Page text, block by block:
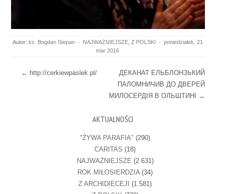
Autor: ks. Bogdan Stepan · NAJWAŻNIEJSZE, Z POLSKI · poniedziałek, 21
mar 2016
Post navigation
← http://cerkiewpaslek.pl/
ДЕКАНАТ ЕЛЬБЛОНЗЬКИЙ
ПАЛОМНИЧИВ ДО ДВЕРЕЙ
МИЛОСЕРДІЯ В ОЛЬШТИНІ
→
AKTUALNOŚCI
"ŻYWA PARAFIA" (290)
CARITAS (18)
NAJWAŻNIEJSZE (2 631)
ROK MIŁOSIERDZIA(34)
Z ARCHIDIECEJI (1 581)